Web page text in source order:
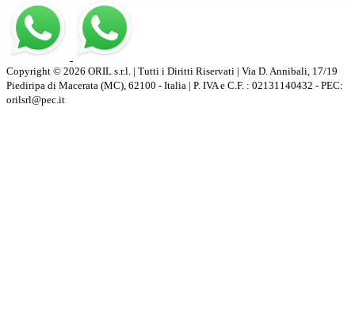
Copyright © 2026 ORIL s.r.l. | Tutti i Diritti Riservati | Via D. Annibali, 17/19
Piediripa di Macerata (MC), 62100 - Italia | P. IVA e C.F. : 02131140432 - PEC:
orilsrl@pec.it